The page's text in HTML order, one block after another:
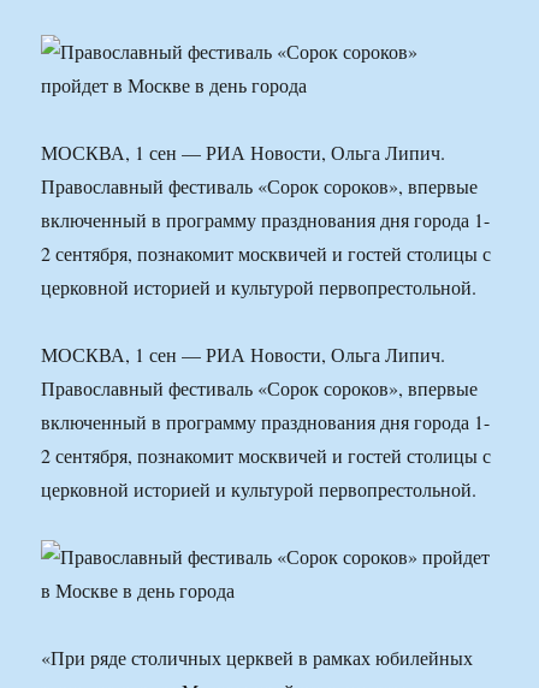
МОСКВА, 1 сен — РИА Новости, Ольга Липич.
Православный фестиваль «Сорок сороков», впервые
включенный в программу празднования дня города 1-
2 сентября, познакомит москвичей и гостей столицы с
церковной историей и культурой первопрестольной.
МОСКВА, 1 сен — РИА Новости, Ольга Липич.
Православный фестиваль «Сорок сороков», впервые
включенный в программу празднования дня города 1-
2 сентября, познакомит москвичей и гостей столицы с
церковной историей и культурой первопрестольной.
«При ряде столичных церквей в рамках юбилейных